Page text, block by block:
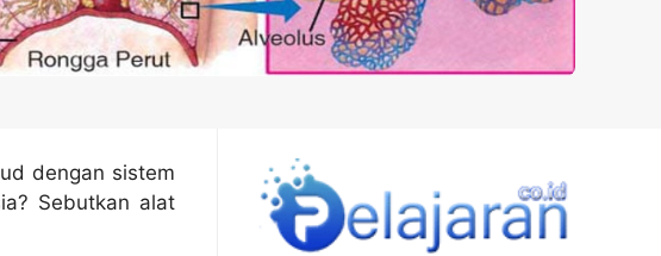
dengan sistem
Sebutkan alat